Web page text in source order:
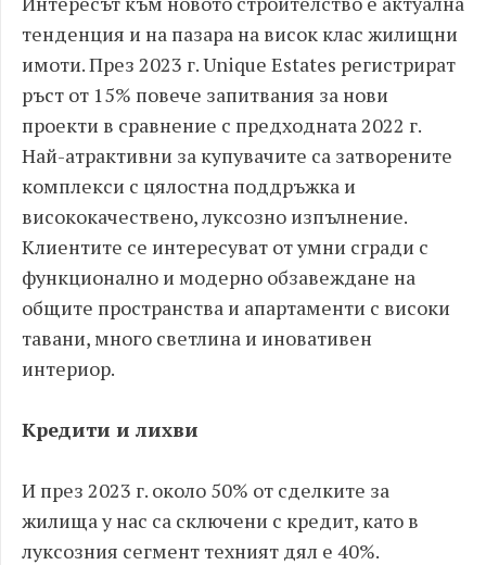
тенденция и на пазара на висок клас жилищни
имоти. През 2023 г. Unique Estates регистрират
ръст от 15% повече запитвания за нови
проекти в сравнение с предходната 2022 г.
Най-атрактивни за купувачите са затворените
комплекси с цялостна поддръжка и
висококачествено, луксозно изпълнение.
Клиентите се интересуват от умни сгради с
функционално и модерно обзавеждане на
общите пространства и апартаменти с високи
тавани, много светлина и иновативен
интериор.
Кредити и лихви
И през 2023 г. около 50% от сделките за
жилища у нас са сключени с кредит, като в
луксозния сегмент техният дял е 40%.